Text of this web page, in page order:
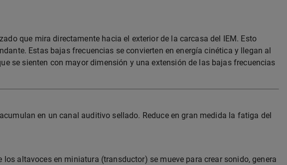
que mira directamente hacia el exterior de la carcasa del IEM. Esto
Estas bajas frecuencias se convierten en energía cinética y llegan al
se sienten con mayor dimensión y una extensión de las bajas frecuencias
en un canal auditivo sellado. Reduce en gran medida la fatiga del
altavoces en miniatura (transductor) se mueve para crear sonido, genera